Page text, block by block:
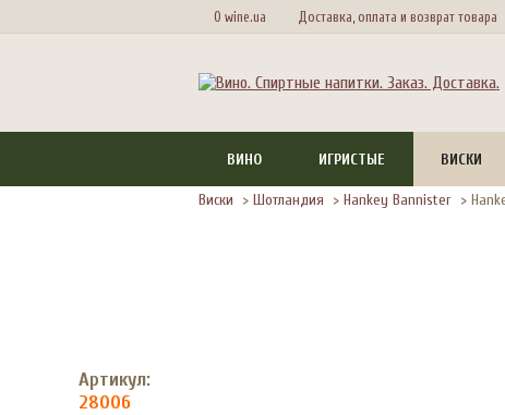
О wine.ua Доставка, оплата и возврат товара
ВИНО ИГРИСТЫЕ ВИСКИ
Виски > Шотландия > Hankey Bannister >
Артикул:
28006